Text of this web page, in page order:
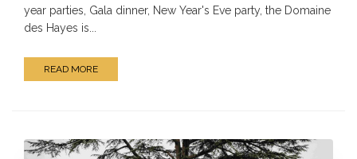
year parties, Gala dinner, New Year's Eve party, the Domaine
des Hayes is...
READ MORE